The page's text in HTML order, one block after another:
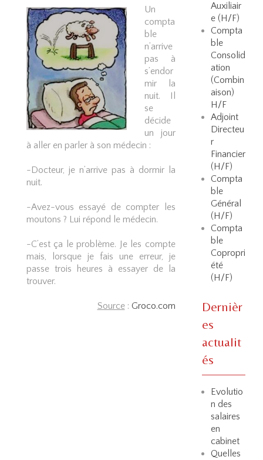
Un
compta
ble
n’arrive
pas à
s’endor
mir la
nuit. Il
se
décide
un jour
à aller en parler à son médecin :
-Docteur, je n’arrive pas à dormir la
nuit.
-Avez-vous essayé de compter les
moutons ? Lui répond le médecin.
-C’est ça le problème. Je les compte
mais, lorsque je fais une erreur, je
passe trois heures à essayer de la
trouver.
Source: Groco.com
Auxiliair
e (H/F)
Compta
ble
Consolid
ation
(Combin
aison)
H/F
Adjoint
Directeu
r
Financier
(H/F)
Compta
ble
Général
(H/F)
Compta
ble
Copropri
été
(H/F)
Dernièr
es
actualit
és
Evolutio
n des
salaires
en
cabinet
Quelles